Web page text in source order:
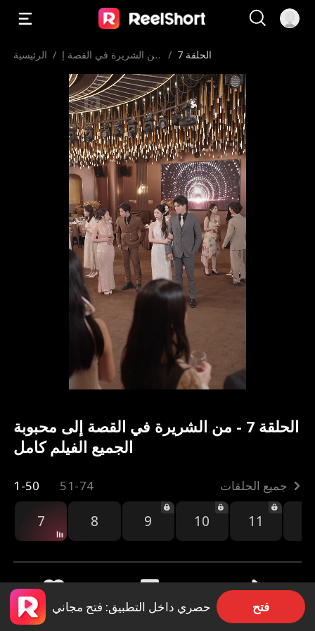
الرئيسية / من الشريرة في القصة إ
/ الحلقة 7
الحلقة 7 - من الشريرة في القصة إلى محبوبة
الجميع الفيلم كامل
1-50 51-74 جميع الحلقات
7 8 9 10 11
509 9.2k مشاركة حصري داخل التطبيق: فتح مجاني فتح